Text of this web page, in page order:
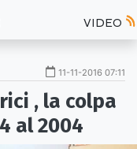
VIDEO
11-11-2016 07:11
, la colpa
al 2004